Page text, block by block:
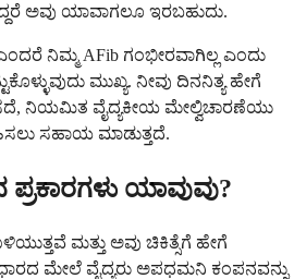
ಅವು ಯಾವಾಗಲೂ ಇರಬಹುದು.
ನಿಮ್ಮ AFib ಗಂಭೀರವಾಗಿಲ್ಲ ಎಂದು
ಮುಖ್ಯ. ನೀವು ದಿನನಿತ್ಯ ಹೇಗೆ
ನಿಯಮಿತ ವೈದ್ಯಕೀಯ ಮೇಲ್ವಿಚಾರಣೆಯು
ಸಹಾಯ ಮಾಡುತ್ತದೆ.
ಯಾವುವು?
ಮತ್ತು ಅವು ಚಿಕಿತ್ಸೆಗೆ ಹೇಗೆ
ಮೇಲೆ ವೈದ್ಯರು ಅಪಧಮನಿ ಕಂಪನವನ್ನು